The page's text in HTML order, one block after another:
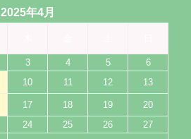
2025年4月
3 4 5
6
10 11 12 13
17 18 19
20
24 25 26
27